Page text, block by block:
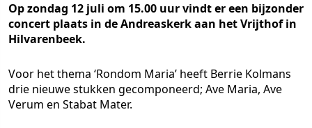
Op zondag 12 juli om 15.00 uur vindt er een bijzonder
concert plaats in de Andreaskerk aan het Vrijthof in
Hilvarenbeek.
Voor het thema ‘Rondom Maria’ heeft Berrie Kolmans
drie nieuwe stukken gecomponeerd; Ave Maria, Ave
Verum en Stabat Mater.